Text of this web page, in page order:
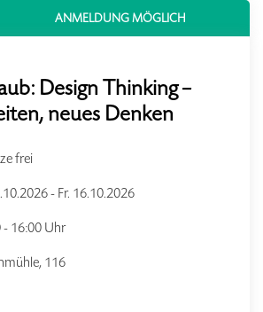
ANMELDUNG MÖGLICH
Design Thinking –
neues Denken
frei
- Fr. 16.10.2026
- 16:00 Uhr
116